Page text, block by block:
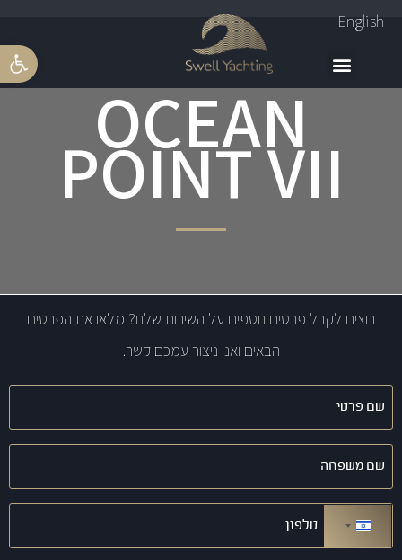
פתח
English
OCEAN
POINT VII
רוצים לקבל פרטים נוספים על השירות שלנו? מלאו את הפרטים
הבאים ואנו ניצור עמכם קשר.
שם
פרטי
שם
משפחה
טלפון
(חובה)
ישראל +972